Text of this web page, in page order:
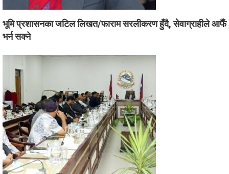
भूमि प्रशासनका जटिल लिखत/फाराम सरलीकरण हुँदै, सेवाग्राहीले आफैँ
भर्न सक्ने